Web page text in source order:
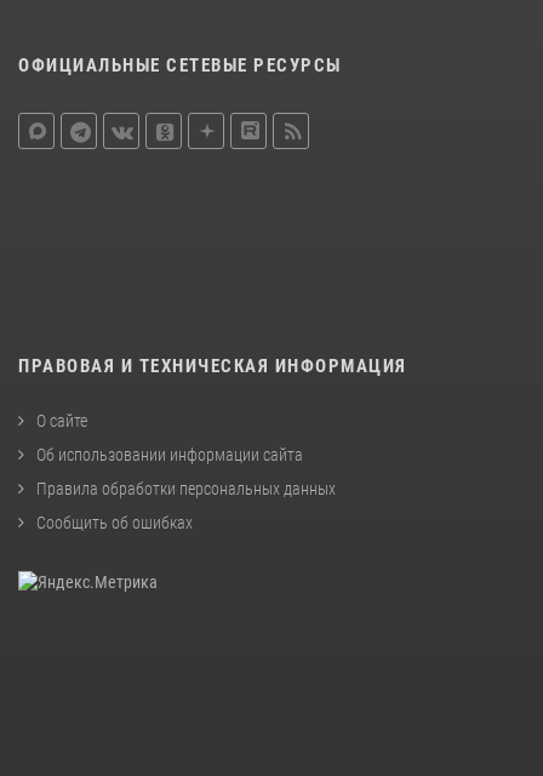
ОФИЦИАЛЬНЫЕ СЕТЕВЫЕ РЕСУРСЫ
ПРАВОВАЯ И ТЕХНИЧЕСКАЯ ИНФОРМАЦИЯ
О сайте
Об использовании информации сайта
Правила обработки персональных данных
Сообщить об ошибках